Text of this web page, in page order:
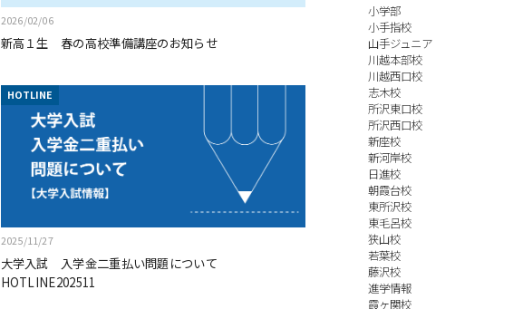
2026/02/06
新高１生 春の高校準備講座のお知らせ
HOTLINE
2025/11/27
大学入試 入学金二重払い問題について
HOTLINE202511
小学部
小手指校
山手ジュニア
川越本部校
川越西口校
志木校
所沢東口校
所沢西口校
新座校
新河岸校
日進校
朝霞台校
東所沢校
東毛呂校
狭山校
若葉校
藤沢校
進学情報
霞ヶ関校